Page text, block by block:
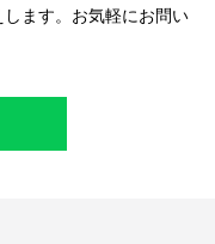
ます。お気軽にお問い